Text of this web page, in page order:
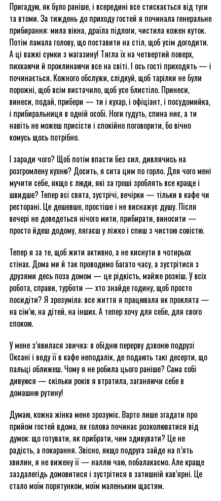
Пригадую, як було раніше, і всередині все стискається від туги
та втоми. За тиждень до приходу гостей я починала генеральне
прибирання: мила вікна, драїла підлоги, чистила кожен куток.
Потім ламала голову, що поставити на стіл, щоб усім догодити.
А ці важкі сумки з магазину! Тягла їх на четвертий поверх,
пихкаючи й проклинаючи все на світі. І ось гості приходять — і
починається. Кожного обслужи, слідкуй, щоб тарілки не були
порожні, щоб всім вистачило, щоб усе блистіло. Принеси,
винеси, подай, прибери — ти і кухар, і офіціант, і посудомийка,
і прибиральниця в одній особі. Ноги гудуть, спина ниє, а ти
навіть не можеш присісти і спокійно поговорити, бо вічно
комусь щось потрібно.
І заради чого? Щоб потім впасти без сил, дивлячись на
розгромлену кухню? Досить, я сита цим по горло. Для чого мені
мучити себе, якщо є люди, які за гроші зроблять все краще і
швидше? Тепер всі свята, зустрічі, вечірки — тільки в кафе чи
ресторані. Це дешевше, простіше і не виснажує душу. Після
вечері не доведеться нічого мити, прибирати, виносити —
просто йдеш додому, лягаєш у ліжко і спиш з чистою совістю.
Тепер я за те, щоб жити активно, а не киснути в чотирьох
стінах. Дома ми й так проводимо багато часу, а зустрітися з
друзями десь поза домом — це рідкість, майже розкіш. У всіх
робота, справи, турботи — хто знайде годину, щоб просто
посидіти? Я зрозуміла: все життя я працювала як проклята —
на сім’ю, на дітей, на інших. А тепер хочу для себе, для свого
спокою.
У мене з’явилася звичка: в обідню перерву дзвоню подрузі
Оксані і веду її в кафе неподалік, де подають такі десерти, що
пальці оближеш. Чому я не робила цього раніше? Сама собі
дивуюся — скільки років я втратила, заганяючи себе в
домашню рутину!
Думаю, кожна жінка мене зрозуміє. Варто лише згадати про
прийом гостей вдома, як голова починає розколюватися від
думок: що готувати, як прибрати, чим здивувати? Це не
радість, а покарання. Звісно, якщо подруга зайде на п’ять
хвилин, я не вижену її — наллю чаю, побалакаємо. Але краще
заздалегідь домовитися і зустрітися в затишній кав’ярні. Це
стало моїм порятунком, моїм маленьким щастям.